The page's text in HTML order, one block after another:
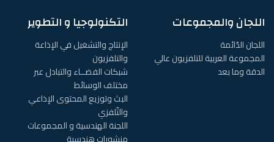
اللجان والمجموعات
اللجان الدّائمة
المجموعة العربية للتلفزيون عالي
الدقة وما بعد
التكنولوجيا و التطوير
الإنتاج والتشغيل في الإذاعة
والتلفزيون
شبكات الفضــاء والتبادل عبر
مختلف الوسائط
البث وتوزيع المحتوى الإذاعي
والتّلفزي
اللجنة الهندسية و المجموعات